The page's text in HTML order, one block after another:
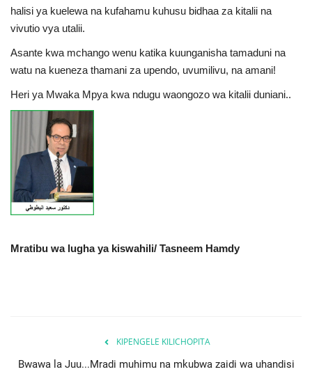
halisi ya kuelewa na kufahamu kuhusu bidhaa za kitalii na
vivutio vya utalii.
Asante kwa mchango wenu katika kuunganisha tamaduni na
watu na kueneza thamani za upendo, uvumilivu, na amani!
Heri ya Mwaka Mpya kwa ndugu waongozo wa kitalii duniani..
Mratibu wa lugha ya kiswahili/ Tasneem Hamdy
KIPENGELE KILICHOPITA
Bwawa la Juu...Mradi muhimu na mkubwa zaidi wa uhandisi